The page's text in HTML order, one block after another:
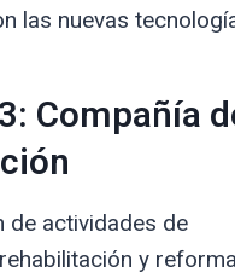
las nuevas
Compañía
de actividades de
y